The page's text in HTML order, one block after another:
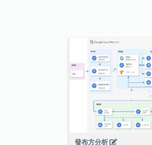
發布方分析